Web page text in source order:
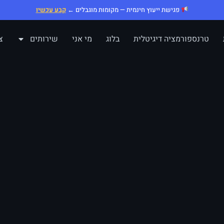
פגישת ייעוץ חינמית — מקומות מוגבלים ←קבע עכשיו
טרנספורמציה דיגיטלית בלוג מי אני שירותים